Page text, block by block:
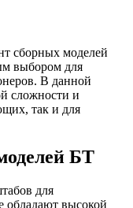
сборных моделей
выбором для
В данной
сложности и
так и для
БТ
для
обладают высокой